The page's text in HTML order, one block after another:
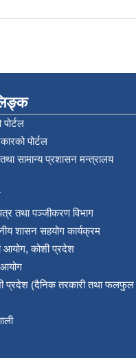
पोर्टल
सामान्य प्रशासन मन्त्रालय
तथा पञ्‍जीकरण विभाग
शासन सहयोग कार्यक्रम
आयोग, कोशी प्रदेश
आयोग
प्रदेश (दैनिक तरकारी तथा फलफुल